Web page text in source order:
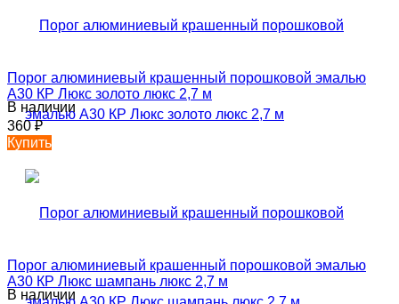
Порог алюминиевый крашенный порошковой эмалью
А30 КР Люкс золото люкс 2,7 м
В наличии
360₽
Купить
Порог алюминиевый крашенный порошковой эмалью
А30 КР Люкс шампань люкс 2,7 м
В наличии